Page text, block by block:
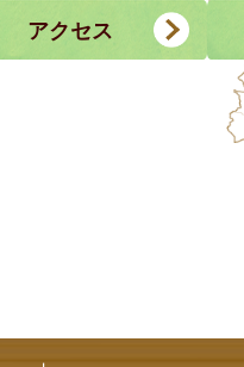
アクセス